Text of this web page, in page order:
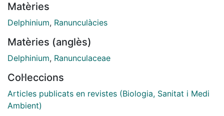
duen a terme sobre la tribu Delphineae Warming
(Ranunculaceae).
Matèries
Delphinium, Ranunculàcies
Matèries (anglès)
Delphinium, Ranunculaceae
Col·leccions
Articles publicats en revistes (Biologia, Sanitat i Medi
Ambient)